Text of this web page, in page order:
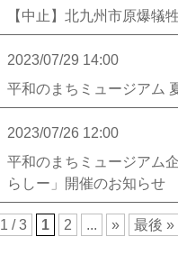
【中止】北九州市原爆犠
2023/07/29 14:00
平和のまちミュージアム
2023/07/26 12:00
平和のまちミュージアム
らしー」開催のお知らせ
1 / 3 1 2 ... » 最後 »